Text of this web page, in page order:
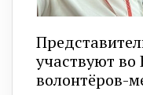
участвуют
волонтёров-